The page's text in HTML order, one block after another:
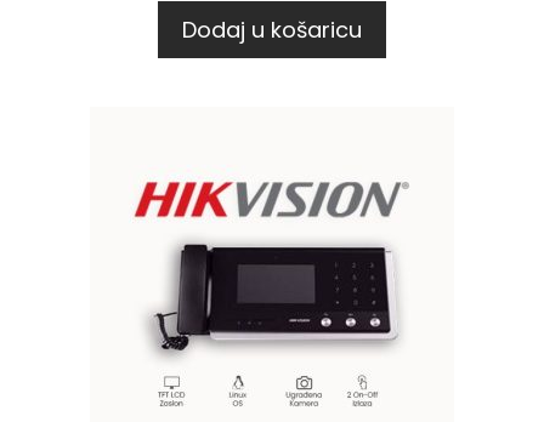
Dodaj u košaricu